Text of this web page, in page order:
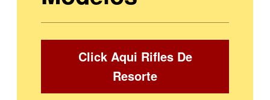
Click Aqui Rifles De
Resorte